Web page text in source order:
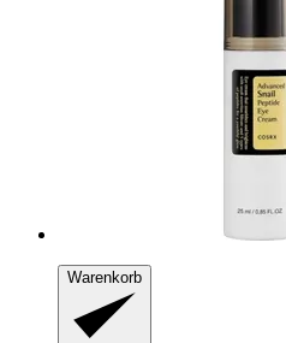
Warenkorb